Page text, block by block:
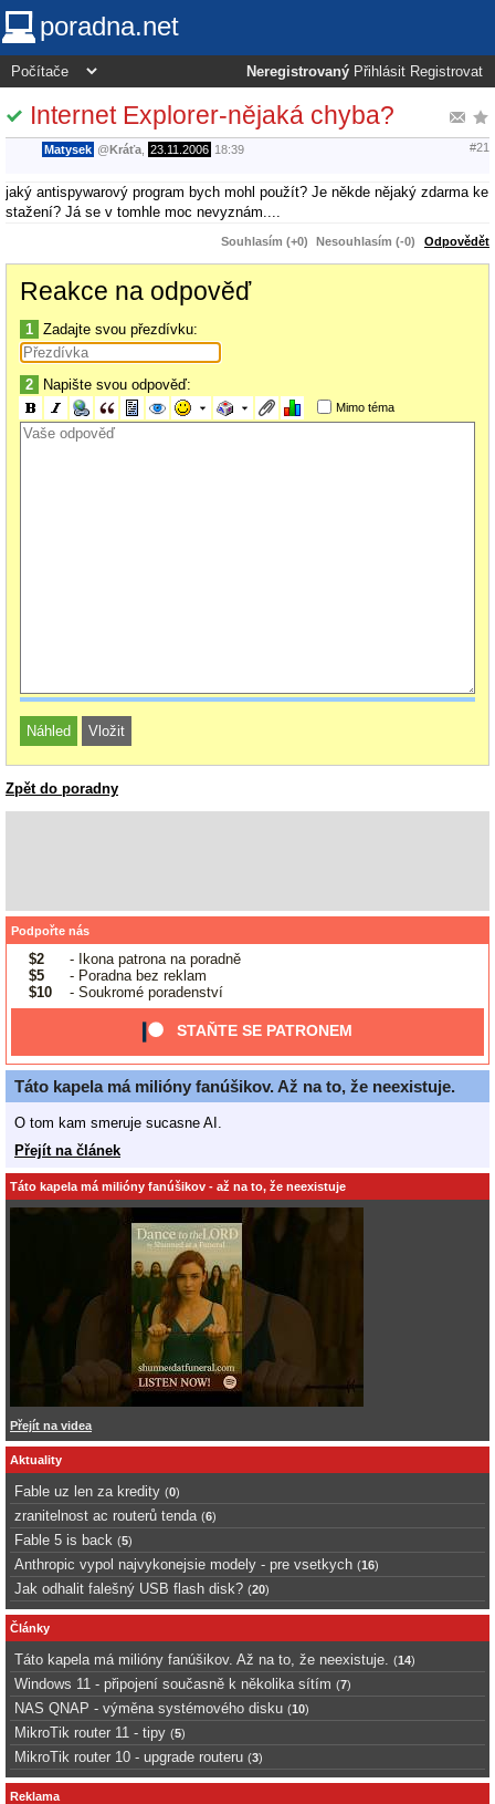
poradna.net
Neregistrovaný Přihlásit Registrovat
Internet Explorer-nějaká chyba?
Matysek @Kráťa 23.11.2006 18:39 #21
jaký antispywarový program bych mohl použít? Je někde nějaký zdarma ke
stažení? Já se v tomhle moc nevyznám....
Souhlasím (+0) Nesouhlasím (-0) Odpovědět
Reakce na odpověď
1 Zadajte svou přezdívku:
2 Napište svou odpověď:
Mimo téma
Zpět do poradny
Podpořte nás
$2
- Ikona patrona na poradně
$5
- Poradna bez reklam
$10
- Soukromé poradenství
STAŇTE SE PATRONEM
Táto kapela má milióny fanúšikov. Až na to, že neexistuje.
O tom kam smeruje sucasne AI.
Přejít na článek
Táto kapela má milióny fanúšikov - až na to, že neexistuje
Přejít na videa
Aktuality
Fable uz len za kredity (0)
zranitelnost ac routerů tenda (6)
Fable 5 is back (5)
Anthropic vypol najvykonejsie modely - pre vsetkych (16)
Jak odhalit falešný USB flash disk? (20)
Články
Táto kapela má milióny fanúšikov. Až na to, že neexistuje. (14)
Windows 11 - připojení současně k několika sítím (7)
NAS QNAP - výměna systémového disku (10)
MikroTik router 11 - tipy (5)
MikroTik router 10 - upgrade routeru (3)
Reklama